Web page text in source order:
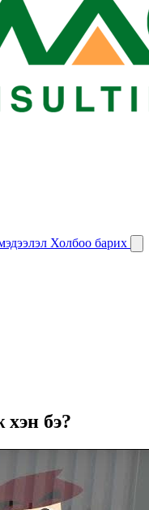
Холбоо барих
бэ?